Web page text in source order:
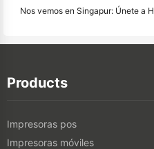
Products
Impresoras pos
Impresoras móviles